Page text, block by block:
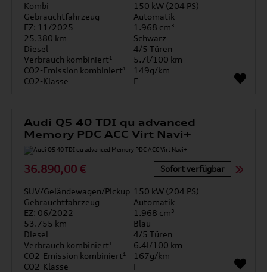
Kombi
150 kW (204 PS)
Gebrauchtfahrzeug
Automatik
EZ: 11/2025
1.968 cm³
25.380 km
Schwarz
Diesel
4/5 Türen
Verbrauch kombiniert¹
5.7l/100 km
CO2-Emission kombiniert¹
149g/km
CO2-Klasse
E
Audi Q5 40 TDI qu advanced
Memory PDC ACC Virt Navi+
36.890,00 € Sofort verfügbar
SUV/Geländewagen/Pickup 150 kW (204 PS)
Gebrauchtfahrzeug
Automatik
EZ: 06/2022
1.968 cm³
53.755 km
Blau
Diesel
4/5 Türen
Verbrauch kombiniert¹
6.4l/100 km
CO2-Emission kombiniert¹
167g/km
CO2-Klasse
F